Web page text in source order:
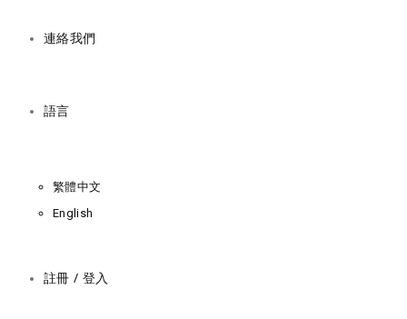
連絡我們
語言
繁體中文
English
註冊 / 登入